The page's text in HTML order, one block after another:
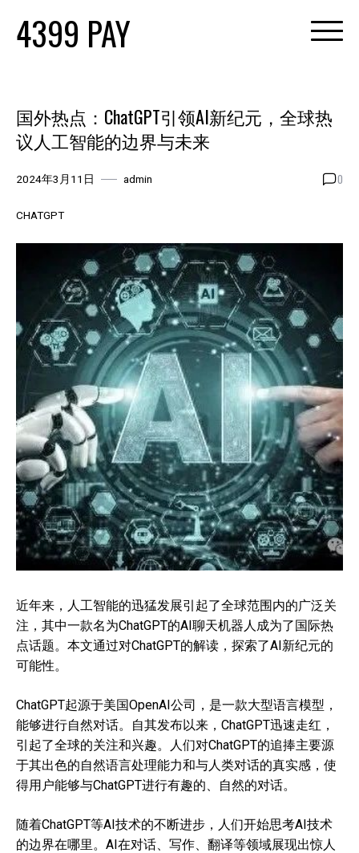
content
4399 PAY
国外热点：ChatGPT引领AI新纪元，全球热
议人工智能的边界与未来
2024年3月11日 admin 0
CHATGPT
近年来，人工智能的迅猛发展引起了全球范围内的广泛关
注，其中一款名为ChatGPT的AI聊天机器人成为了国际热
点话题。本文通过对ChatGPT的解读，探索了AI新纪元的
可能性。
ChatGPT起源于美国OpenAI公司，是一款大型语言模型，
能够进行自然对话。自其发布以来，ChatGPT迅速走红，
引起了全球的关注和兴趣。人们对ChatGPT的追捧主要源
于其出色的自然语言处理能力和与人类对话的真实感，使
得用户能够与ChatGPT进行有趣的、自然的对话。
随着ChatGPT等AI技术的不断进步，人们开始思考AI技术
的边界在哪里。AI在对话、写作、翻译等领域展现出惊人